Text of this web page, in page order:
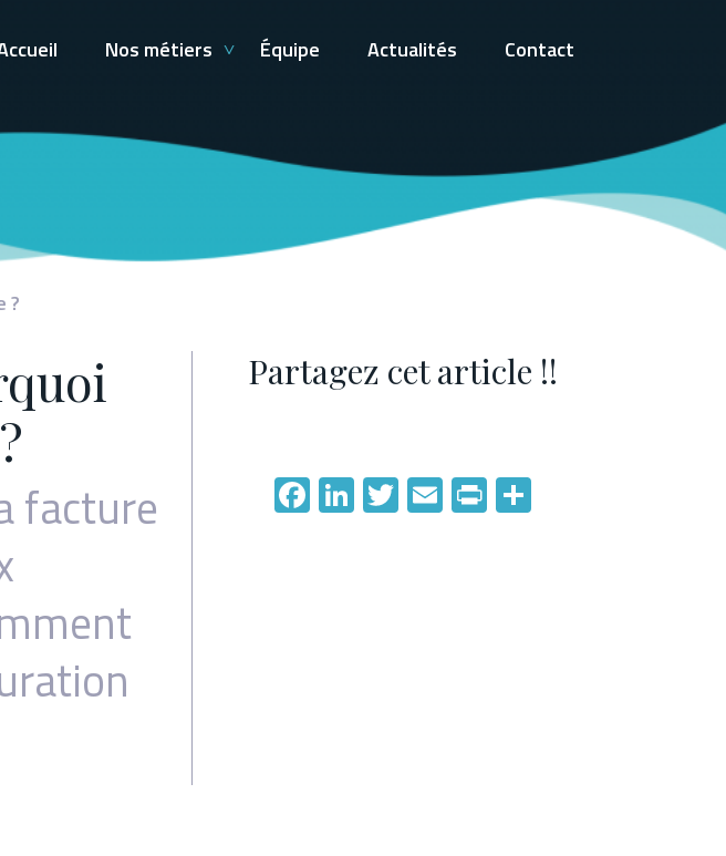
Nos métiers Équipe Actualités Contact
?
facture
Partagez cet article !!
Facebook
LinkedIn
Twitter
EmailPrintFriendly
Partager